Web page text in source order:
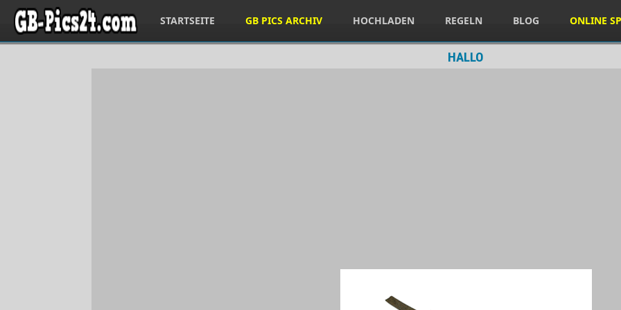
STARTSEITE GB PICS ARCHIV HOCHLADEN REGELN BLOG ONLINE
HALLO